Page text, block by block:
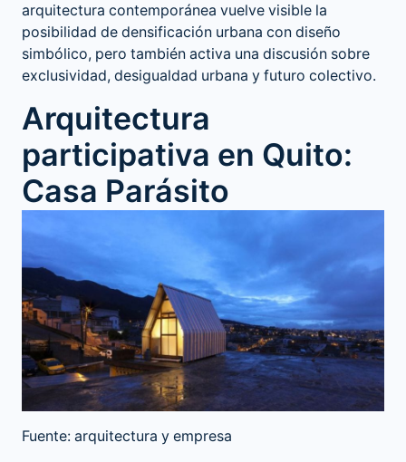
arquitectura contemporánea vuelve visible la
posibilidad de densificación urbana con diseño
simbólico, pero también activa una discusión sobre
exclusividad, desigualdad urbana y futuro colectivo.
Arquitectura
participativa en Quito:
Casa Parásito
Fuente: arquitectura y empresa